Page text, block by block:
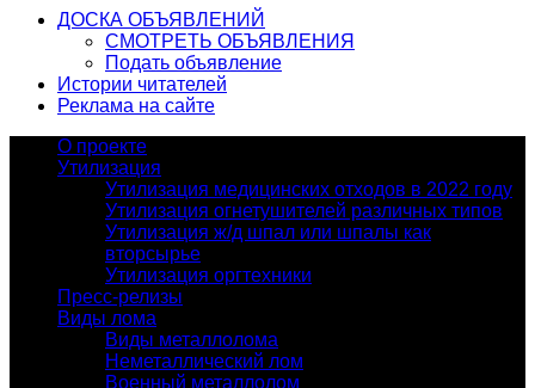
ДОСКА ОБЪЯВЛЕНИЙ
СМОТРЕТЬ ОБЪЯВЛЕНИЯ
Подать объявление
Истории читателей
Реклама на сайте
О проекте
Утилизация
Утилизация медицинских отходов в 2022 году
Утилизация огнетушителей различных типов
Утилизация ж/д шпал или шпалы как
вторсырье
Утилизация оргтехники
Пресс-релизы
Виды лома
Виды металлолома
Неметаллический лом
Военный металлолом